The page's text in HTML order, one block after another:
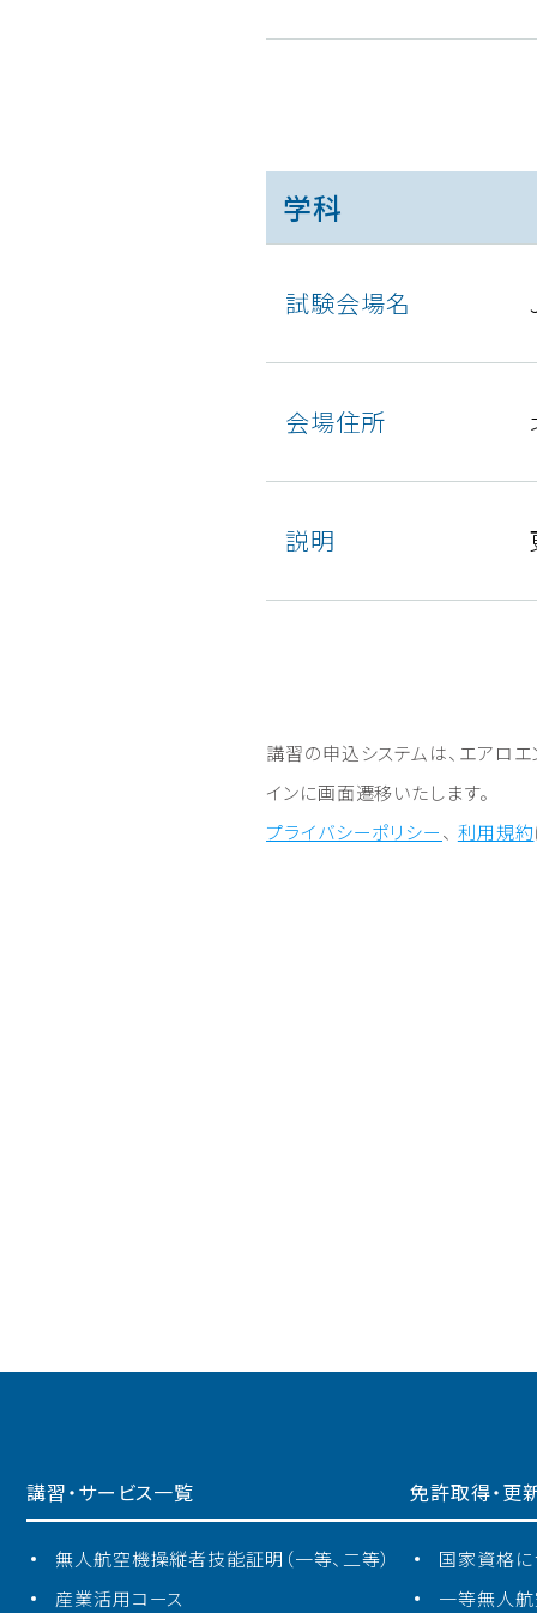
学科
試験会場名
会場住所
説明
講習の申込システムは、エアロエ
インに画⾯遷移いたします。
プライバシーポリシー、 利⽤規約
講習・サービス一覧
無⼈航空機操縦者技能証明（一等、二等）
産業活⽤コース
免許取得・更
国家資格に
一等無人